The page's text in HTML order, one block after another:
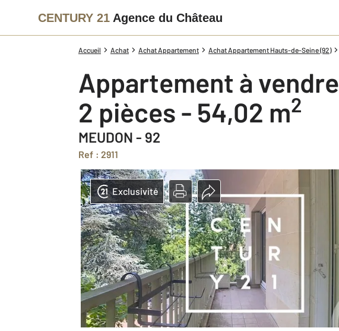
CENTURY 21 Agence du Château
Accueil Achat Achat Appartement Achat Appartement Hauts-de-Seine (92)
Appartement à vendre
2 pièces - 54,02 m2
MEUDON - 92
Ref : 2911
Exclusivité